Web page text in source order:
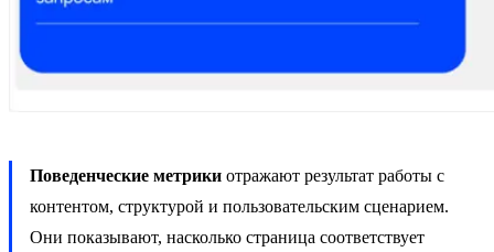
Поведенческие метрики отражают результат работы с
контентом, структурой и пользовательским сценарием.
Они показывают, насколько страница соответствует